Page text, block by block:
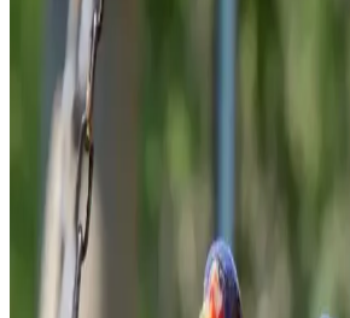
Gıda ve İçecek Markaları: Ürün
Tüketici Tercihleri Analizi
Gıda ve içecek sektöründeki çeşitli
standartlarıyla tüketicilerin ihtiyaçlarına
şekillendiriyor.
Kahve Dünyası ve Marketlerdeki
Seçenekleri Sağlıklı Yaşam İçin
Kahve Dünyası ve marketlerdeki granola
ve sağlıklı beslenmeye uygun özellikleriyle
makalede, granola'nın faydaları ve seçim